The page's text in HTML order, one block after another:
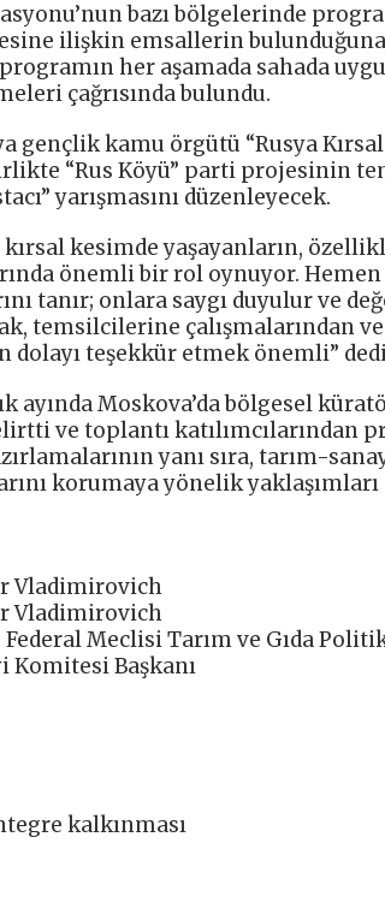
bazı bölgelerinde
ilişkin emsallerin
her aşamada sahada
çağrısında bulundu.
gençlik kamu örgütü “Rusya
“Rus Köyü” parti projesinin
yarışmasını düzenleyecek.
kırsal kesimde yaşayanların,
önemli bir rol oynuyor.
tanır; onlara saygı duyulur ve
temsilcilerine çalışmalarından
dolayı teşekkür etmek önemli”
ayında Moskova’da bölgesel
ve toplantı katılımcılarından
yanı sıra, tarım-
korumaya yönelik
Vladimirovich
Vladimirovich
Meclisi Tarım ve Gıda
Komitesi Başkanı
kalkınması